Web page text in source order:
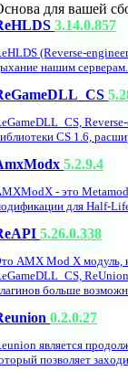
для вашей
3.14.0.857
(Reverse-
нашим
CS 1.6,
5.2.9.4
- это Metamod
для Half-
5.26.0.338
AMX Mod X модуль,
больше
0.2.0.27
является
позволяет